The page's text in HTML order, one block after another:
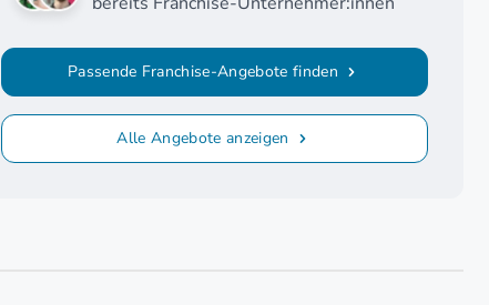
Passende Franchise-Angebote finden
Alle Angebote anzeigen